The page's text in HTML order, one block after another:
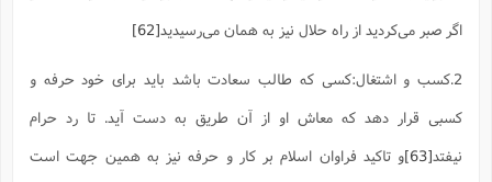
اگر صبر می‌کردید از راه حلال نیز به همان می‌رسیدید[62]
2.کسب و اشتغال:کسى که طالب سعادت باشد باید براى خود حرفه و
کسبى قرار دهد که معاش او از آن طریق به دست آید. تا رد حرام
نیفتد[63]
و تاکید فراوان اسلام بر کار و حرفه نیز به همین جهت است